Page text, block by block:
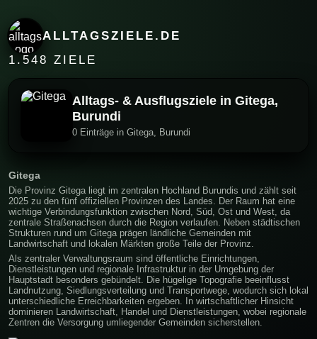
ALLTAGSZIELE.DE
1.548 ZIELE
Alltags- & Ausflugsziele in Gitega,
Burundi
0 Einträge in Gitega, Burundi
Gitega
Die Provinz Gitega liegt im zentralen Hochland Burundis und zählt seit
2025 zu den fünf offiziellen Provinzen des Landes. Der Raum hat eine
wichtige Verbindungsfunktion zwischen Nord, Süd, Ost und West, da
zentrale Straßenachsen durch die Region verlaufen. Neben städtischen
Strukturen rund um Gitega prägen ländliche Gemeinden mit
Landwirtschaft und lokalen Märkten große Teile der Provinz.
Als zentraler Verwaltungsraum sind öffentliche Einrichtungen,
Dienstleistungen und regionale Infrastruktur in der Umgebung der
Hauptstadt besonders gebündelt. Die hügelige Topografie beeinflusst
Landnutzung, Siedlungsverteilung und Transportwege, wodurch sich lokal
unterschiedliche Erreichbarkeiten ergeben. In wirtschaftlicher Hinsicht
dominieren Landwirtschaft, Handel und Dienstleistungen, wobei regionale
Zentren die Versorgung umliegender Gemeinden sicherstellen.